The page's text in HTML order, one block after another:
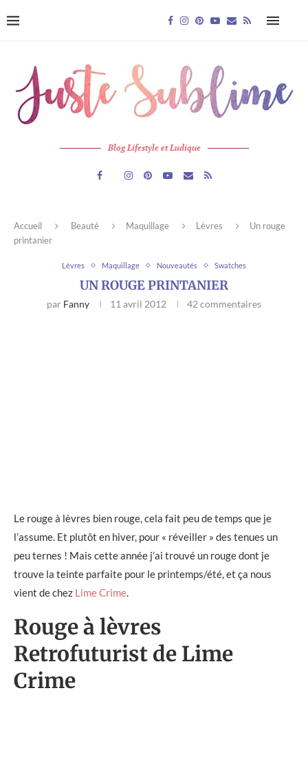
Blog Lifestyle et Ludique
Accueil Beauté Maquillage Lèvres
Un rouge
printanier
Lèvres Maquillage Nouveautés Swatches
UN ROUGE PRINTANIER
par Fanny 11 avril 2012 42 commentaires
Le rouge à lèvres bien rouge, cela fait peu de temps que je
l’assume. Et plutôt en hiver, pour « réveiller » des tenues un
peu ternes ! Mais cette année j’ai trouvé un rouge dont je
trouve la teinte parfaite pour le printemps/été, et ça nous
vient de chez Lime Crime.
Rouge à lèvres
Retrofuturist de Lime
Crime